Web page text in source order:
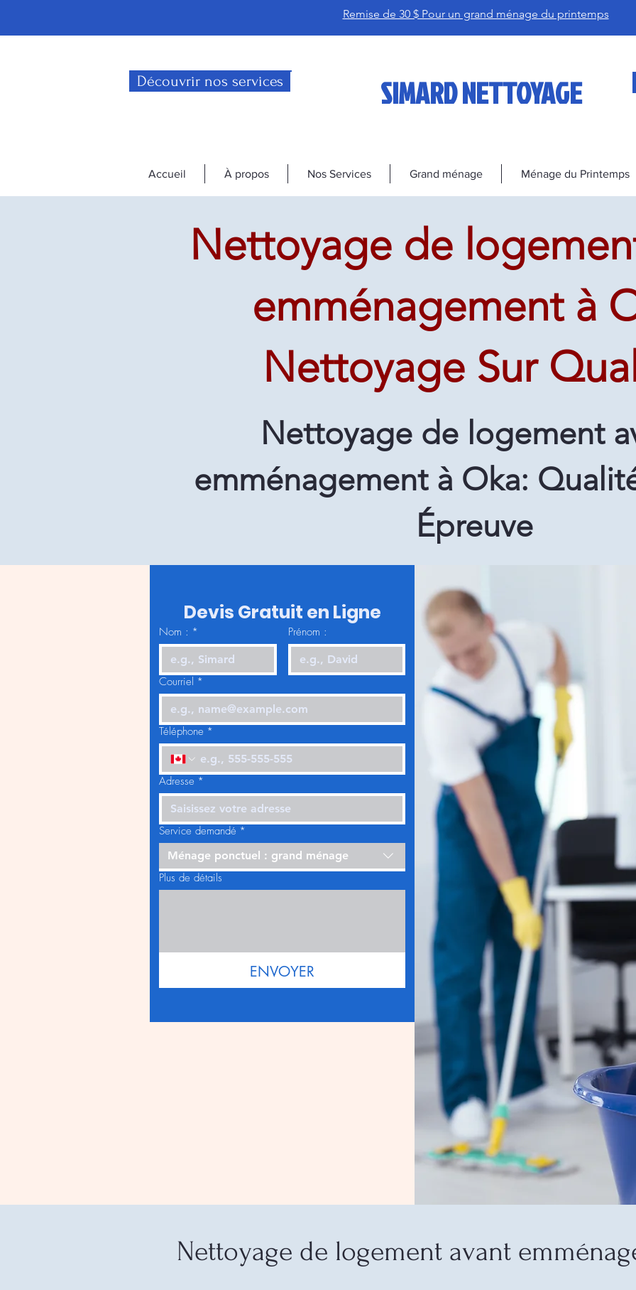
Remise de 30 $ Pour un grand ménage du printemps
Découvrir nos services SIMARD NETTOYAGE
Accueil À propos Nos Services Grand ménage Ménage du Printemps
Nettoyage de
emménagement à
Nettoyage Sur
Nettoyage de logement
emménagement à Oka:
Épreuve
Devis Gratuit en Ligne
Nom : * Prénom :
Courriel *
Téléphone *
Adresse *
Service demandé *
Ménage ponctuel : grand ménage
Plus de détails
ENVOYER
Nettoyage de logement avant